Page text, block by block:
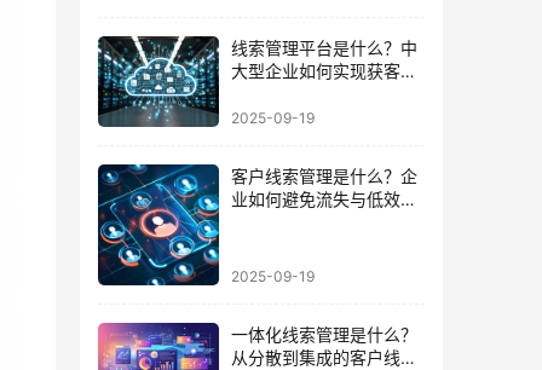
线索管理平台是什么？中
大型企业如何实现获客到
2025-09-19
客户线索管理是什么？企
业如何避免流失与低效跟
2025-09-19
一体化线索管理是什么？
从分散到集成的客户线索